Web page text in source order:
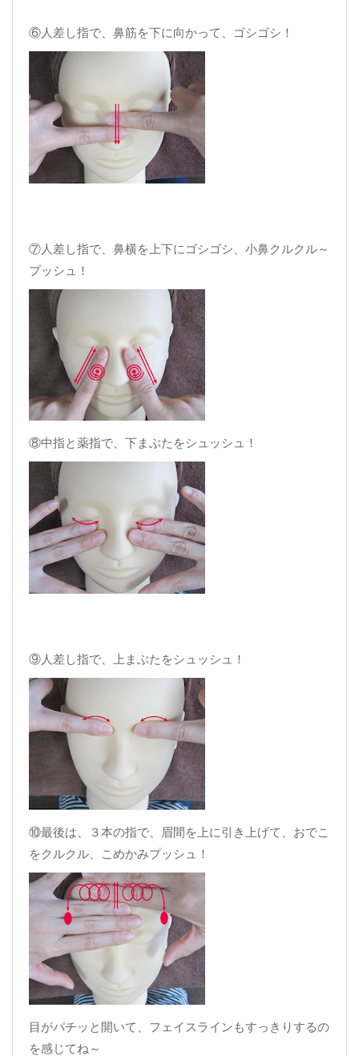
⑥人差し指で、鼻筋を下に向かって、ゴシゴシ！
⑦人差し指で、鼻横を上下にゴシゴシ、小鼻クルクル～
プッシュ！
⑧中指と薬指で、下まぶたをシュッシュ！
⑨人差し指で、上まぶたをシュッシュ！
⑩最後は、３本の指で、眉間を上に引き上げて、おでこ
をクルクル、こめかみプッシュ！
目がパチッと開いて、フェイスラインもすっきりするの
を感じてね～